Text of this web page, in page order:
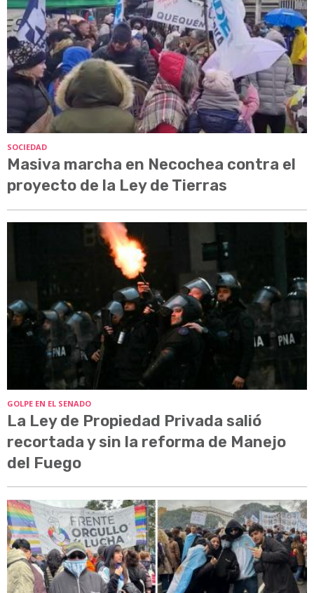
SOCIEDAD
Masiva marcha en Necochea contra el
proyecto de la Ley de Tierras
GOLPE EN EL SENADO
La Ley de Propiedad Privada salió
recortada y sin la reforma de Manejo
del Fuego